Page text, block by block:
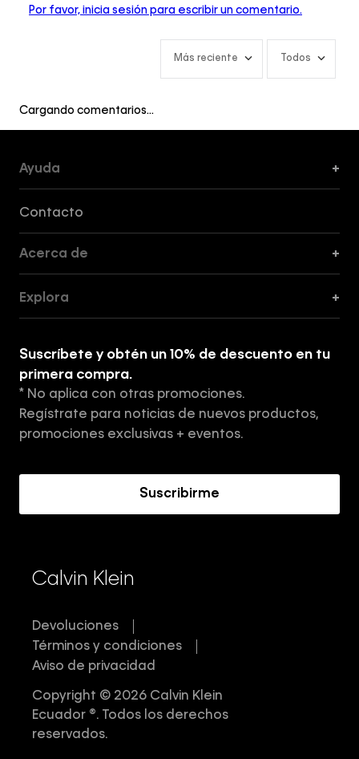
Por favor, inicia sesión para escribir un comentario.
Más reciente Todos
Cargando comentarios…
Ayuda +
Contacto
Acerca de +
Tiendas
Aviso de privacidad
Términos y Condiciones
Explora +
Suscríbete y obtén un 10% de descuento en tu
primera compra.
* No aplica con otras promociones.
Regístrate para noticias de nuevos productos,
promociones exclusivas + eventos.
Suscribirme
Calvin Klein
Devoluciones
Términos y condiciones
Aviso de privacidad
Copyright © 2026 Calvin Klein
Ecuador ®. Todos los derechos
reservados.